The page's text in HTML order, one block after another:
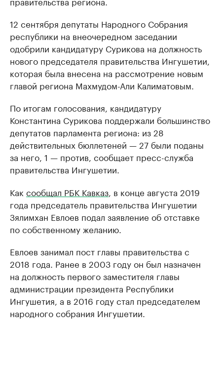
12 сентября депутаты Народного Собрания
республики на внеочередном заседании
одобрили кандидатуру Сурикова на должность
нового председателя правительства Ингушетии,
которая была внесена на рассмотрение новым
главой региона Махмудом-Али Калиматовым.
По итогам голосования, кандидатуру
Константина Сурикова поддержали большинство
депутатов парламента региона: из 28
действительных бюллетеней — 27 были поданы
за него, 1 — против, сообщает пресс-служба
правительства Ингушетии.
Как сообщал РБК Кавказ , в конце августа 2019
года председатель правительства Ингушетии
Зялимхан Евлоев подал заявление об отставке
по собственному желанию.
Евлоев занимал пост главы правительства с
2018 года. Ранее в 2003 году он был назначен
на должность первого заместителя главы
администрации президента Республики
Ингушетия, а в 2016 году стал председателем
народного собрания Ингушетии.